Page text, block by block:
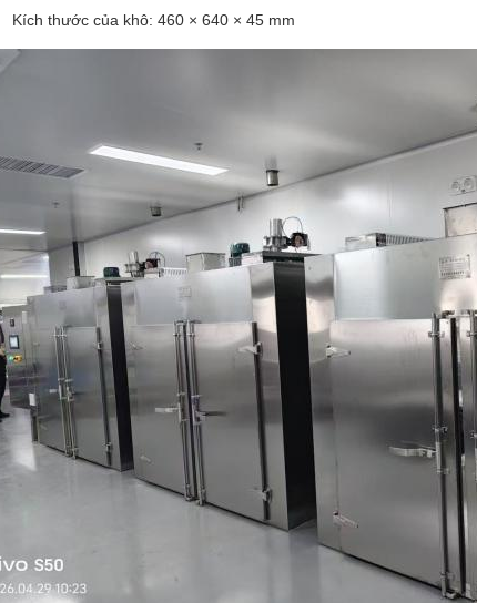
Kích thước của khô: 460 × 640 × 45 mm